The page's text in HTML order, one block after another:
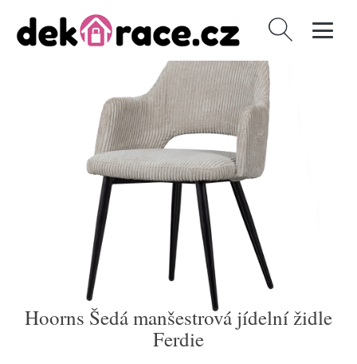
Vyhledávání
Hoorns Šedá manšestrová jídelní židle
Ferdie